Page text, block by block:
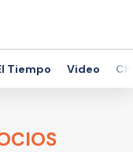
Tiempo Video